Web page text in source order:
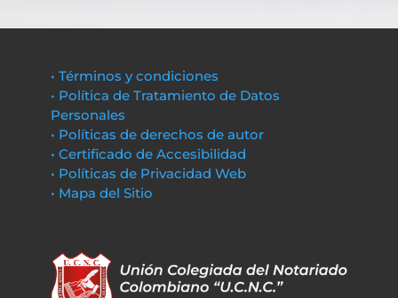
• Términos y condiciones
• Política de Tratamiento de Datos
Personales
• Políticas de derechos de autor
• Certificado de Accesibilidad
• Políticas de Privacidad Web
• Mapa del Sitio